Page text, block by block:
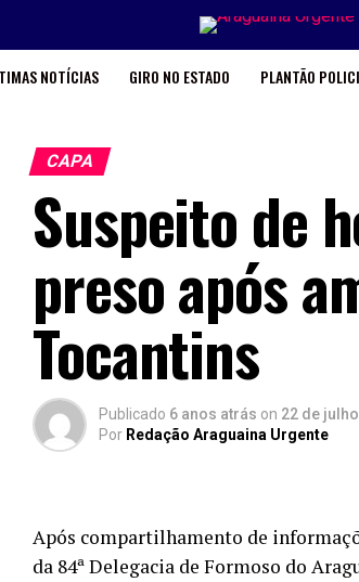
NOTÍCIAS GIRO NO ESTADO PLANTÃO
CAPA
Suspeito de
preso após
Tocantins
Publicado 6 anos atrás on 22 de
Por Redação Araguaina Urgente
Após compartilhamento de
da 84ª Delegacia de Formoso do